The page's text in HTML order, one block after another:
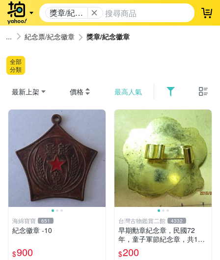
獎章/紀念
徽章
登
紀念票/紀念徽章 獎章/紀念徽章
全部
分類
最新上架 價格 最高人氣
海綿寶寶 651
紀念徽章 -10
$900
台灣古物鑑賞二館 4332
早期勳章紀念章，民國72
年，童子軍節紀念章，共1枚
大顆
$200